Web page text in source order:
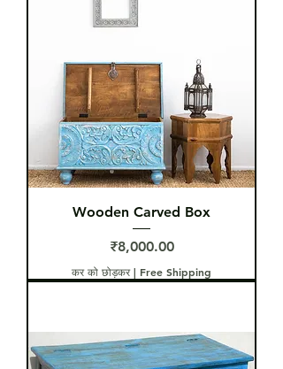
Wooden Carved Box
मूल्य
₹8,000.00
कर को छोड़कर| Free Shipping